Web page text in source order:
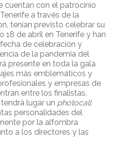
cuentan con el patrocinio
a través de la
tenían previsto celebrar su
18 de abril en Tenerife y han
de celebración y
de la pandemia del
presente en toda la gala
más emblemáticos y
y empresas de
entre los finalistas.
lugar un photocall
personalidades del
por la alfombra
a los directores y las